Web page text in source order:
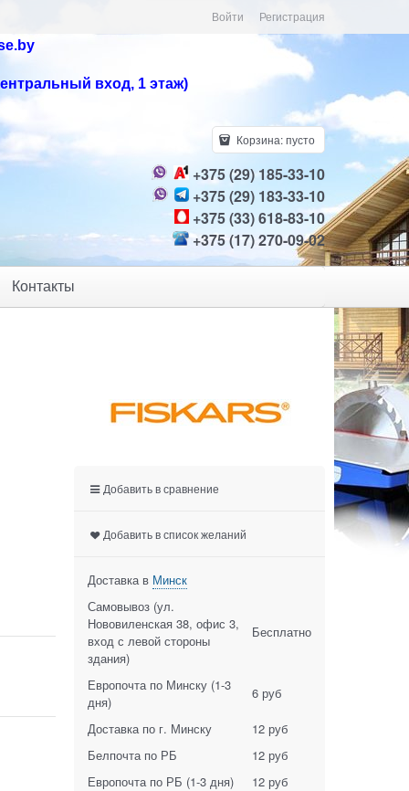
Войти
Регистрация
вход, 1 этаж)
Корзина:пусто
+375 (29) 185-33-10
+375 (29) 183-33-10
+375 (33) 618-83-10
+375 (17) 270-09-02
Контакты
Добавить в сравнение
Добавить в список желаний
Доставка в Минск
Самовывоз (ул.
Нововиленская 38, офис 3,
вход с левой стороны
здания)
Бесплатно
Европочта по Минску (1-3
дня)
6 руб
Доставка по г. Минску
12 руб
Белпочта по РБ
12 руб
Европочта по РБ (1-3 дня)
12 руб